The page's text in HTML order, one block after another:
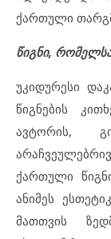
ქართული
წიგნი,
უკიდურესი
წიგნების
ავტორის,
ქართული
ანიმეს
მათთვის